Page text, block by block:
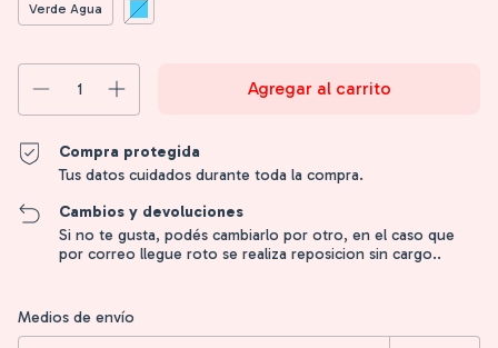
Verde Agua
Compra protegida
Tus datos cuidados durante toda la compra.
Cambios y devoluciones
Si no te gusta, podés cambiarlo por otro, en el caso que
por correo llegue roto se realiza reposicion sin cargo..
Entregas para el CP:
Medios de envío